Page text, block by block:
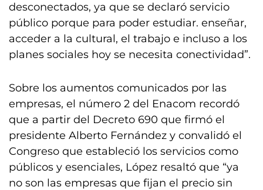
desconectados, ya que se declaró servicio
público porque para poder estudiar. enseñar,
acceder a la cultural, el trabajo e incluso a los
planes sociales hoy se necesita conectividad”.
Sobre los aumentos comunicados por las
empresas, el número 2 del Enacom recordó
que a partir del Decreto 690 que firmó el
presidente Alberto Fernández y convalidó el
Congreso que estableció los servicios como
públicos y esenciales, López resaltó que “ya
no son las empresas que fijan el precio sin